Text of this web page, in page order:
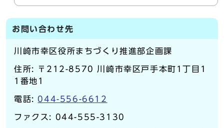
お問い合わせ先
川崎市幸区役所まちづくり推進部企画課
住所: 〒212-8570 川崎市幸区戸手本町1丁目1
1番地1
電話: 044-556-6612
ファクス: 044-555-3130